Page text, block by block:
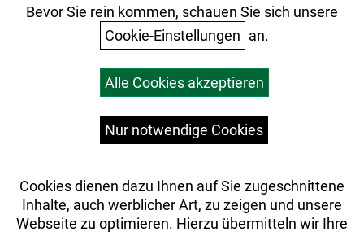
Ihr Einkauf
Versandkosten
Bevor Sie rein kommen, schauen Sie sich unsere
Cookie-Einstellungen an.
Alle Cookies akzeptieren
Nur notwendige Cookies
Cookies dienen dazu Ihnen auf Sie zugeschnittene
Inhalte, auch werblicher Art, zu zeigen und unsere
Webseite zu optimieren. Hierzu übermitteln wir Ihre